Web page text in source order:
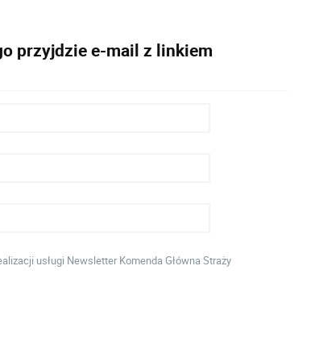
przyjdzie e-mail z linkiem
usługi Newsletter Komenda Główna Straży